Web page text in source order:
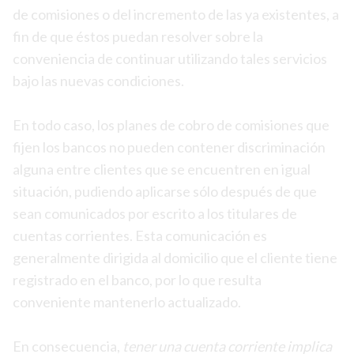
de comisiones o del incremento de las ya existentes, a
fin de que éstos puedan resolver sobre la
conveniencia de continuar utilizando tales servicios
bajo las nuevas condiciones.
En todo caso, los planes de cobro de comisiones que
fijen los bancos no pueden contener discriminación
alguna entre clientes que se encuentren en igual
situación, pudiendo aplicarse sólo después de que
sean comunicados por escrito a los titulares de
cuentas corrientes. Esta comunicación es
generalmente dirigida al domicilio que el cliente tiene
registrado en el banco, por lo que resulta
conveniente mantenerlo actualizado.
En consecuencia, tener una cuenta corriente implica